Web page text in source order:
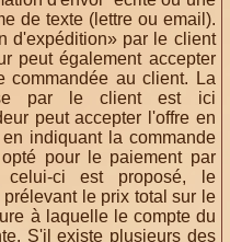
de texte (lettre ou email).
d'expédition» par le client
peut également accepter
commandée au client. La
par le client est ici
peut accepter l'offre en
indiquant la commande
pour le paiement par
celui-ci est proposé, le
le prix total sur le
à laquelle le compte du
S'il existe plusieurs des